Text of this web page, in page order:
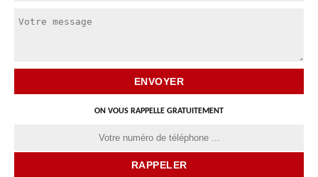
ON VOUS RAPPELLE GRATUITEMENT